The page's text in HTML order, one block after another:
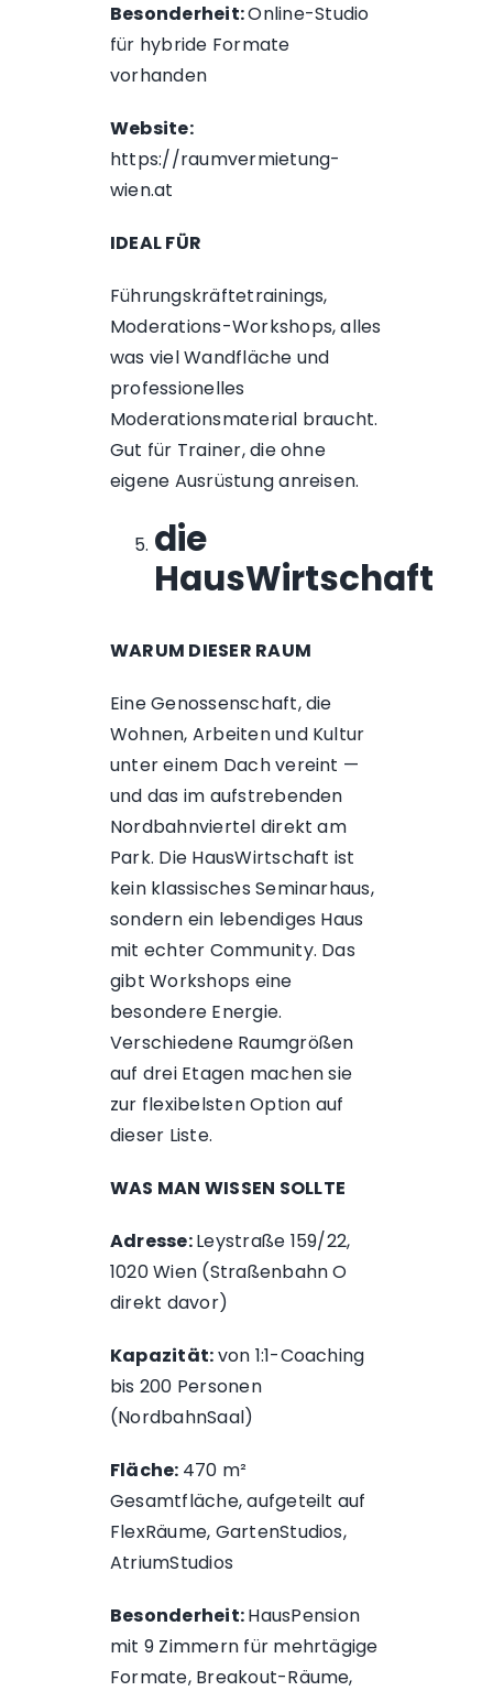
Besonderheit:Online-Studio
für hybride Formate
vorhanden
Website:
https://raumvermietung-
wien.at
IDEAL FÜR
Führungskräftetrainings,
Moderations-Workshops, alles
was viel Wandfläche und
professionelles
Moderationsmaterial braucht.
Gut für Trainer, die ohne
eigene Ausrüstung anreisen.
die
HausWirtschaft
WARUM DIESER RAUM
Eine Genossenschaft, die
Wohnen, Arbeiten und Kultur
unter einem Dach vereint —
und das im aufstrebenden
Nordbahnviertel direkt am
Park. Die HausWirtschaft ist
kein klassisches Seminarhaus,
sondern ein lebendiges Haus
mit echter Community. Das
gibt Workshops eine
besondere Energie.
Verschiedene Raumgrößen
auf drei Etagen machen sie
zur flexibelsten Option auf
dieser Liste.
WAS MAN WISSEN SOLLTE
Adresse:Leystraße 159/22,
1020 Wien (Straßenbahn O
direkt davor)
Kapazität:von 1:1-Coaching
bis 200 Personen
(NordbahnSaal)
Fläche: 470 m²
Gesamtfläche, aufgeteilt auf
FlexRäume, GartenStudios,
AtriumStudios
Besonderheit:HausPension
mit 9 Zimmern für mehrtägige
Formate, Breakout-Räume,